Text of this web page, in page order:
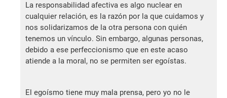
La responsabilidad afectiva es algo nuclear en
cualquier relación, es la razón por la que cuidamos y
nos solidarizamos de la otra persona con quién
tenemos un vínculo. Sin embargo, algunas personas,
debido a ese perfeccionismo que en este acaso
atiende a la moral, no se permiten ser egoístas.
El egoísmo tiene muy mala prensa, pero yo no le